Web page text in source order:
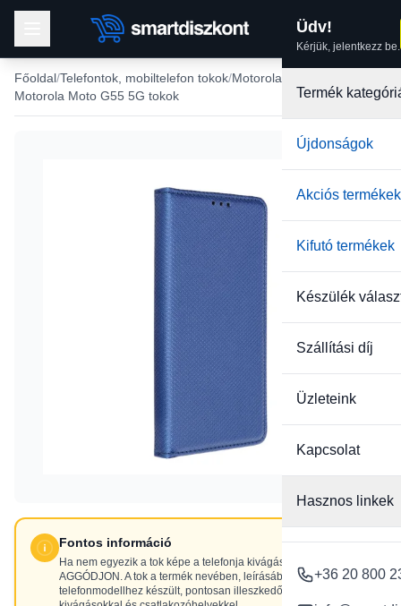
Üdv!
Kérjük, jelentkezz be.
Termék
Újdonságok
Akciós termékek
Kifutó termékek
Készülék
Szállítási díj
Üzleteink
Kapcsolat
Hasznos linkek
+36 20 800
Főoldal Telefontok, mobiltelefon tokok Motorola tokok
Motorola Moto G55 5G tokok
Fontos információ
Ha nem egyezik a tok képe a telefonja kivágásaival, NE
AGGÓDJON. A tok a termék nevében, leírásában szereplő
telefonmodellhez készült, pontosan illeszkedő